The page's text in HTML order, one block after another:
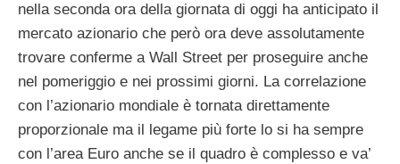
nella seconda ora della giornata di oggi ha anticipato il
mercato azionario che però ora deve assolutamente
trovare conferme a Wall Street per proseguire anche
nel pomeriggio e nei prossimi giorni. La correlazione
con l’azionario mondiale è tornata direttamente
proporzionale ma il legame più forte lo si ha sempre
con l’area Euro anche se il quadro è complesso e va’